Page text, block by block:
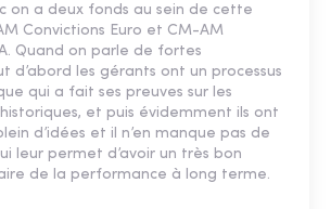
on a deux fonds au sein de cette
Convictions Euro et CM-AM
Quand on parle de fortes
d’abord les gérants ont un processus
qui a fait ses preuves sur les
et puis évidemment ils ont
d’idées et il n’en manque pas de
leur permet d’avoir un très bon
de la performance à long terme.